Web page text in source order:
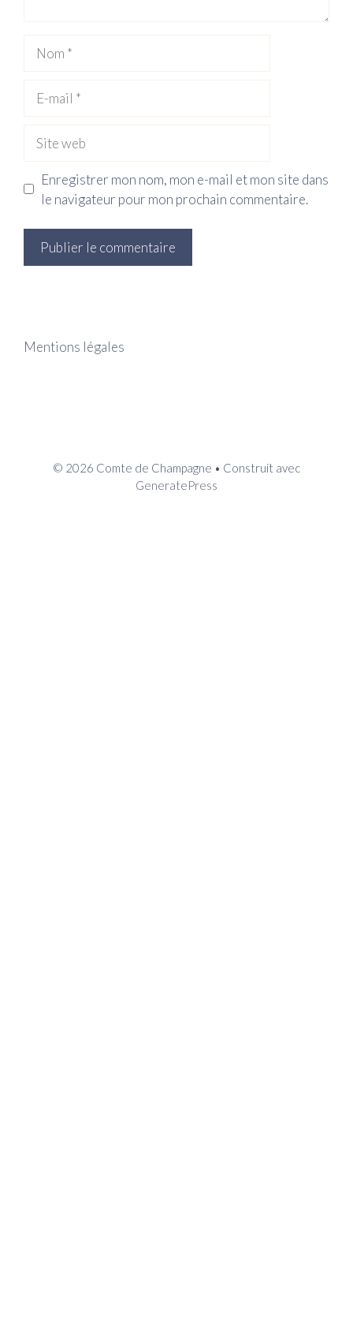
mail
web
Enregistrer mon nom, mon e-mail et mon site dans
le navigateur pour mon prochain commentaire.
Mentions légales
© 2026 Comte de Champagne • Construit avec
GeneratePress